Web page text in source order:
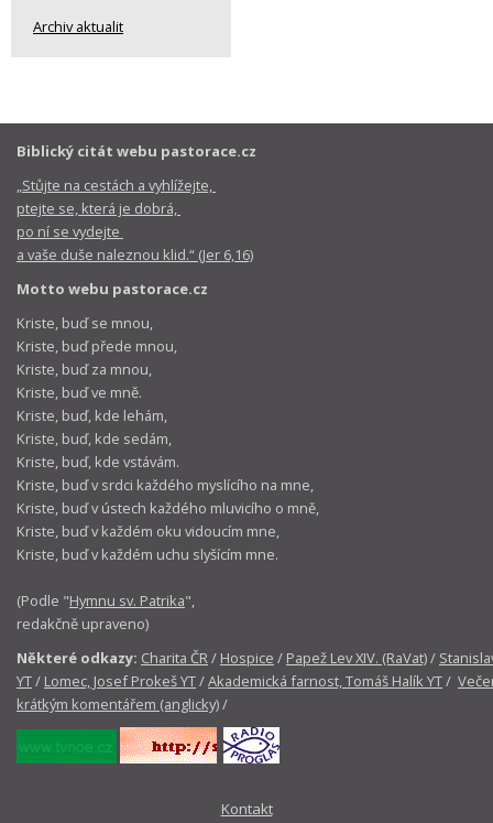
Archiv aktualit
Biblický citát webu pastorace.cz
„Stůjte na cestách a vyhlížejte,
ptejte se, která je dobrá,
po ní se vydejte
a vaše duše naleznou klid.“ (Jer 6,16)
Motto webu pastorace.cz
Kriste, buď se mnou,
Kriste, buď přede mnou,
Kriste, buď za mnou,
Kriste, buď ve mně.
Kriste, buď, kde lehám,
Kriste, buď, kde sedám,
Kriste, buď, kde vstávám.
Kriste, buď v srdci každého myslícího na mne,
Kriste, buď v ústech každého mluvicího o mně,
Kriste, buď v každém oku vidoucím mne,
Kriste, buď v každém uchu slyšícím mne.
(Podle "Hymnu sv. Patrika",
redakčně upraveno)
Některé odkazy: Charita ČR/ Hospice / Papež Lev XIV. (RaVat)/
YT/ Lomec, Josef Prokeš YT/Akademická farnost, Tomáš Halík YT/
krátkým komentářem (anglicky)/
Kontakt